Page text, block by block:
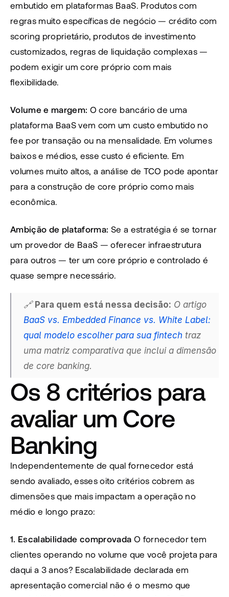
embutido em plataformas BaaS. Produtos com
regras muito específicas de negócio — crédito com
scoring proprietário, produtos de investimento
customizados, regras de liquidação complexas —
podem exigir um core próprio com mais
flexibilidade.
Volume e margem: O core bancário de uma
plataforma BaaS vem com um custo embutido no
fee por transação ou na mensalidade. Em volumes
baixos e médios, esse custo é eficiente. Em
volumes muito altos, a análise de TCO pode apontar
para a construção de core próprio como mais
econômica.
Ambição de plataforma: Se a estratégia é se tornar
um provedor de BaaS — oferecer infraestrutura
para outros — ter um core próprio e controlado é
quase sempre necessário.
🔗 Para quem está nessa decisão: O artigo
BaaS vs. Embedded Finance vs. White Label:
qual modelo escolher para sua fintech traz
uma matriz comparativa que inclui a dimensão
de core banking.
Os 8 critérios para
avaliar um Core
Banking
Independentemente de qual fornecedor está
sendo avaliado, esses oito critérios cobrem as
dimensões que mais impactam a operação no
médio e longo prazo:
1. Escalabilidade comprovada O fornecedor tem
clientes operando no volume que você projeta para
daqui a 3 anos? Escalabilidade declarada em
apresentação comercial não é o mesmo que